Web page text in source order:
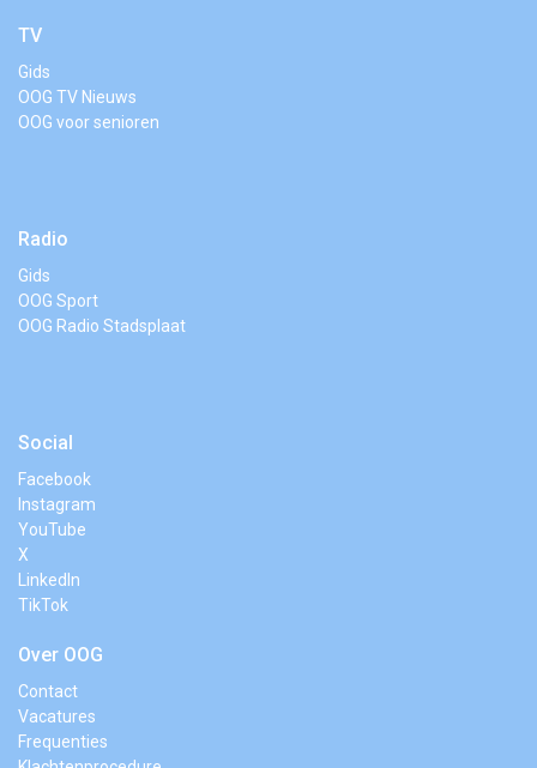
TV
Gids
OOG TV Nieuws
OOG voor senioren
Radio
Gids
OOG Sport
OOG Radio Stadsplaat
Social
Facebook
Instagram
YouTube
X
LinkedIn
TikTok
Over OOG
Contact
Vacatures
Frequenties